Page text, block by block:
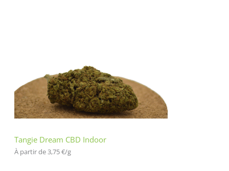
Tangie Dream CBD Indoor
À partir de 3,75€/g